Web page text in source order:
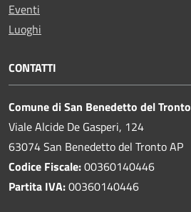
Eventi
Luoghi
CONTATTI
Comune di San Benedetto del Tronto
Viale Alcide De Gasperi, 124
63074 San Benedetto del Tronto AP
Codice Fiscale:00360140446
Partita IVA:00360140446